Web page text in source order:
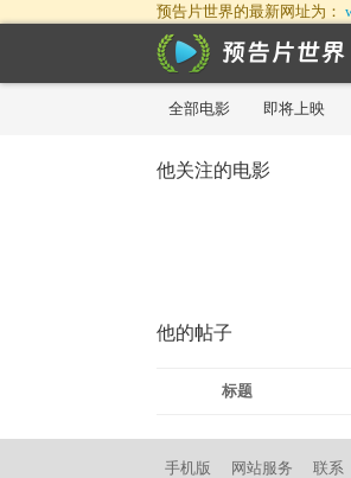
预告片世界的最新网址为：
全部电影 即将上映
他关注的电影
他的帖子
标题
手机版 网站服务 联系